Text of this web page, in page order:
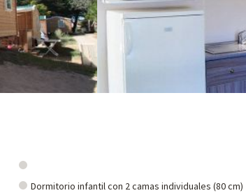
Dormitorio infantil con 2 camas individuales (80 cm)